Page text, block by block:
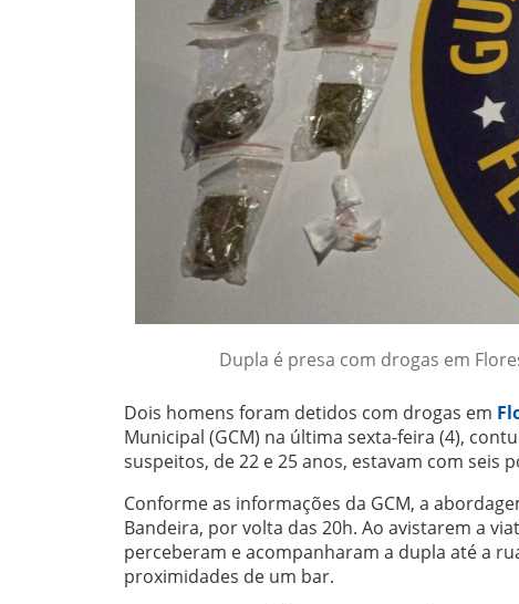
Dupla é presa com drogas em
Dois homens foram detidos com drogas em
Municipal (GCM) na última sexta-feira (4),
suspeitos, de 22 e 25 anos, estavam com seis
Conforme as informações da GCM, a
Bandeira, por volta das 20h. Ao avistarem a
perceberam e acompanharam a dupla até a
proximidades de um bar.